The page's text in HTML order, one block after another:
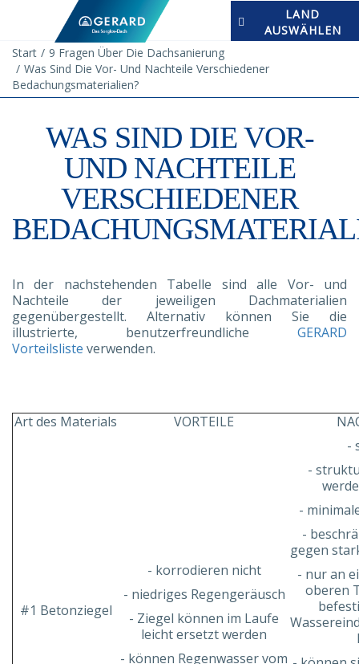
LAND
AUSWÄHLEN
Start
9 Fragen Über Die Dachsanierung
Was Sind Die Vor- Und Nachteile Verschiedener
Bedachungsmaterialien?
WAS SIND DIE VOR-
UND NACHTEILE
VERSCHIEDENER
In der nachstehenden Tabelle sind alle Vor- und
Nachteile der jeweiligen Dachmaterialien
gegenübergestellt. Alternativ können Sie die
illustrierte, benutzerfreundliche GERARD
Vorteilsliste verwenden.
Art des Materials VORTEILE
#1 Betonziegel
- korrodieren nicht
- niedriges Regengeräusch
- Ziegel können im Laufe
leicht ersetzt werden
- können Regenwasser vom
-
-
-
-
gegen
- nur an
oberen